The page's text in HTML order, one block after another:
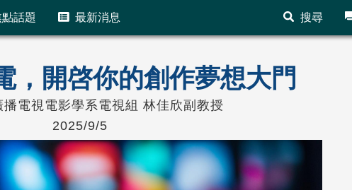
話題 最新消息 搜尋
，開啓你的創作夢想大門
播電視電影學系電視組 林佳欣副教授
2025/9/5